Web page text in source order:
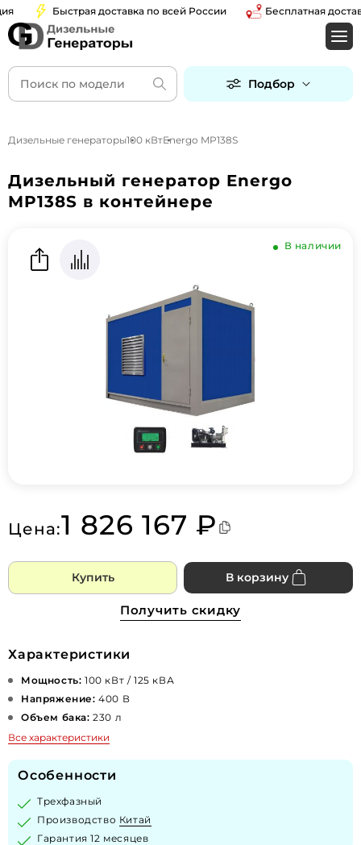
Быстрая доставка по всей России Бесплатная
Подбор
Дизельные генераторы100 кВтEnergo MP138S
Дизельный генератор Energo
MP138S в контейнере
В наличии
Цена:1 826 167 ₽
Купить В корзину
Получить скидку
Характеристики
Мощность: 100 кВт / 125 кВА
Напряжение: 400 В
Объем бака: 230 л
Все характеристики
Особенности
Трехфазный
Производство Китай
Гарантия 12 месяцев